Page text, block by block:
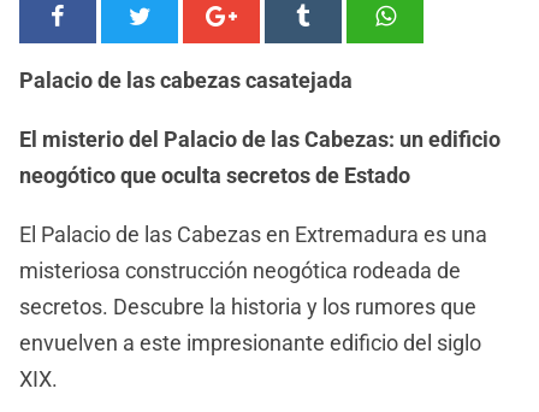
Palacio de las cabezas casatejada
El misterio del Palacio de las Cabezas: un edificio
neogótico que oculta secretos de Estado
El Palacio de las Cabezas en Extremadura es una
misteriosa construcción neogótica rodeada de
secretos. Descubre la historia y los rumores que
envuelven a este impresionante edificio del siglo
XIX.